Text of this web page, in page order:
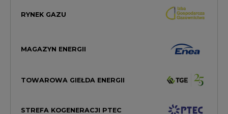
RYNEK GAZU
MAGAZYN ENERGII
TOWAROWA GIEŁDA ENERGII
STREFA KOGENERACJI PTEC